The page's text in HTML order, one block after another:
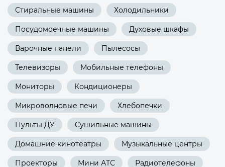
Стиральные машины Холодильники
Посудомоечные машины Духовые шкафы
Варочные панели Пылесосы
Телевизоры Мобильные телефоны
Мониторы Кондиционеры
Микроволновые печи Хлебопечки
Пульты ДУ Сушильные машины
Домашние кинотеатры Музыкальные центры
Проекторы Мини АТС Радиотелефоны